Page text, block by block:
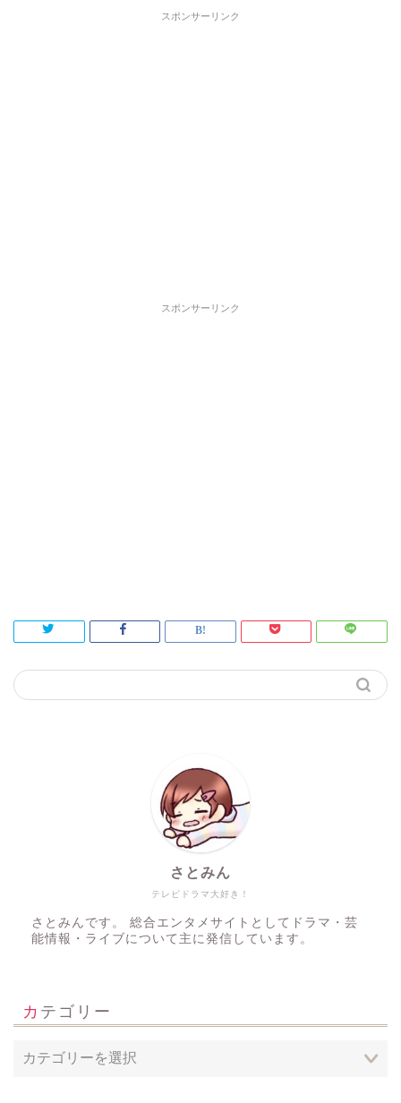
スポンサーリンク
スポンサーリンク
テレビドラマ大好き！
さとみん
さとみんです。 総合エンタメサイトとしてドラマ・芸
能情報・ライブについて主に発信しています。
カテゴリー